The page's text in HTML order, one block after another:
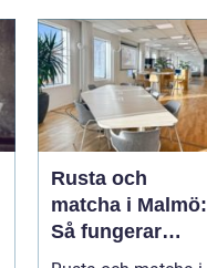
Rusta och
matcha i Malmö:
Så fungerar
stödet för dig